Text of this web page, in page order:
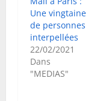
Une vingtaine
de personnes
interpellées
22/02/2021
Dans
"MEDIAS"